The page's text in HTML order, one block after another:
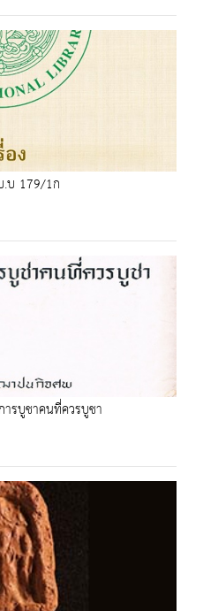
.บ 179/1ก
รบูชาคนที่ควรบูชา